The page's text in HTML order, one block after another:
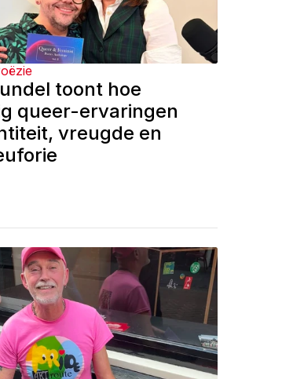
toont hoe
queer-ervaringen
vreugde en